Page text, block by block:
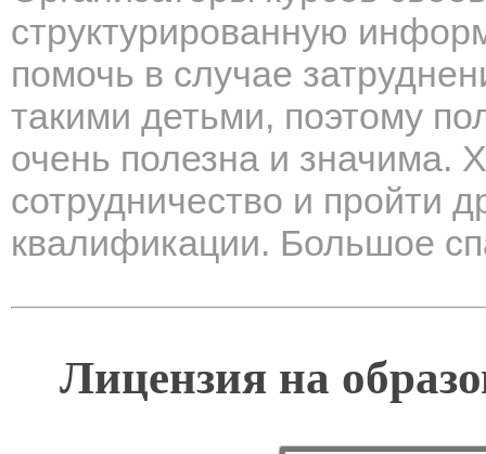
структурированную
помочь в случае
такими детьми, поэтому
очень полезна и значима.
сотрудничество и пройти
квалификации. Большое
Лицензия на